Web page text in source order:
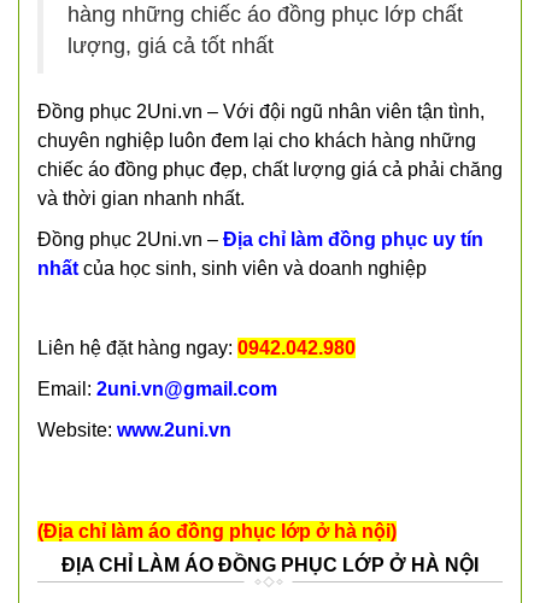
hàng những chiếc áo đồng phục lớp chất
lượng, giá cả tốt nhất
Đồng phục 2Uni.vn – Với đội ngũ nhân viên tận tình,
chuyên nghiệp luôn đem lại cho khách hàng những
chiếc áo đồng phục đẹp, chất lượng giá cả phải chăng
và thời gian nhanh nhất.
Đồng phục 2Uni.vn – Địa chỉ làm đồng phục uy tín
nhất của học sinh, sinh viên và doanh nghiệp
Liên hệ đặt hàng ngay: 0942.042.980
Email: 2uni.vn@gmail.com
Website: www.2uni.vn
(Địa chỉ làm áo đồng phục lớp ở hà nội)
ĐỊA CHỈ LÀM ÁO ĐỒNG PHỤC LỚP Ở HÀ NỘI